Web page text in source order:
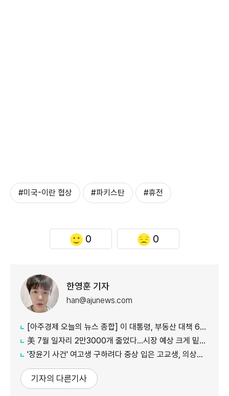
#미국-이란 협상 #파키스탄 #휴전
0 0
한영훈 기자
han@ajunews.com
[아주경제 오늘의 뉴스 종합] 이 대통령, 부동산 대책 6시간 점검…"기존 방식 벗어나 과감히 실행" 外
美 7월 일자리 2만3000개 줄었다…시장 예상 크게 밑돈 '고용 쇼크'
'장윤기 사건' 여고생 구하려다 중상 입은 고교생, 의상자 인정
기자의 다른기사